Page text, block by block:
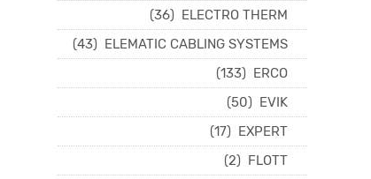
ELECTRO THERM
(36)
ELEMATIC CABLING SYSTEMS
(43)
ERCO
(133)
EVIK
(50)
EXPERT
(17)
FLOTT
(2)